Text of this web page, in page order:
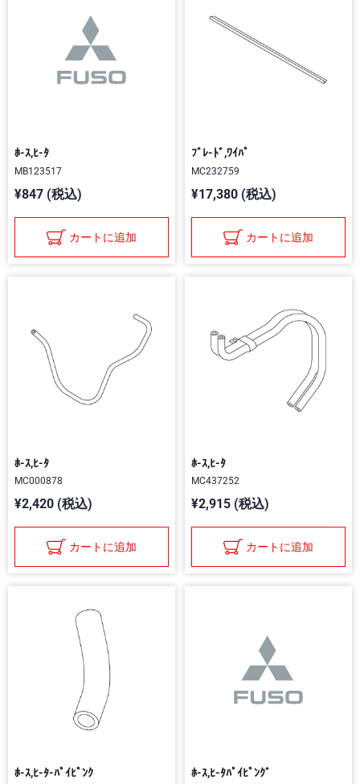
ﾎ-ｽ,ﾋ-ﾀ
MB123517
¥847 (税込)
カートに追加
ﾌﾞﾚ-ﾄﾞ,ﾜｲﾊﾟ
MC232759
¥17,380 (税込)
カートに追加
ﾎ-ｽ,ﾋ-ﾀ
MC000878
¥2,420 (税込)
カートに追加
ﾎ-ｽ,ﾋ-ﾀ
MC437252
¥2,915 (税込)
カートに追加
ﾎ-ｽ,ﾋ-ﾀ-ﾊﾟｲﾋﾟﾝｸ ﾎ-ｽ,ﾋ-ﾀﾊﾟｲﾋﾟﾝｸﾞ